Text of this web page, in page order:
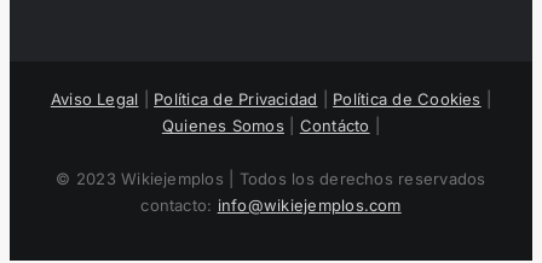
Aviso Legal Política de Privacidad Política de Cookies
Quienes Somos
Contácto
© 2023 Wikiejemplos | Todos los derechos reservados
contacto: info@wikiejemplos.com